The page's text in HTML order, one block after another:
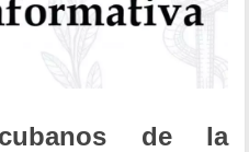
cubanos de la